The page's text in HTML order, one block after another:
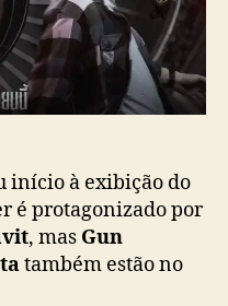
c
a
ç
ã
y
”
i
a
n
a
G
início à exibição do
é protagonizado por
, mas Gun
também estão no